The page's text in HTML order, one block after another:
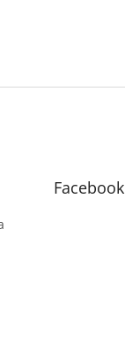
Facebook